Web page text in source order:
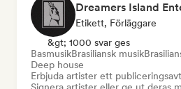
Dreamers Island
Etikett, Förläggare
&gt; 1000 svar ges
BasmusikBrasiliansk musik
Deep house
Erbjuda artister ett